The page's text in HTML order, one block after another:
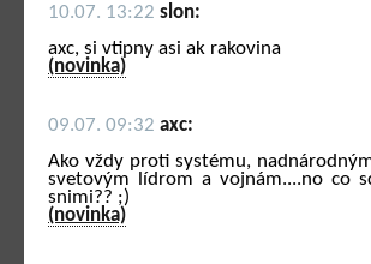
10.07. 13:22 slon:
axc, si vtipny asi ak rakovina
(novinka)
09.07. 09:32 axc:
Ako vždy proti systému,
svetovým lídrom a vojnám....no co
snimi?? ;)
(novinka)